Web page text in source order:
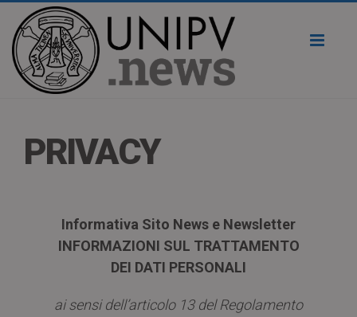
PRIVACY
Informativa Sito News e Newsletter
INFORMAZIONI SUL TRATTAMENTO
DEI DATI PERSONALI
ai sensi dell’articolo 13 del Regolamento